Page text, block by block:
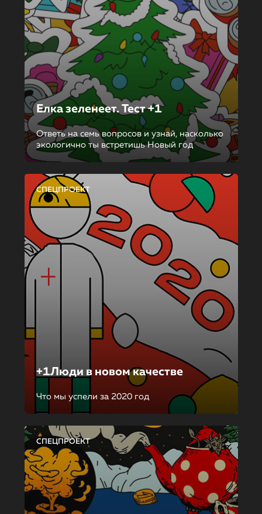
Елка зеленеет. Тест +1
Ответь на семь вопросов и узнай, насколько
экологично ты встретишь Новый год
СПЕЦПРОЕКТ
+1Люди в новом качестве
Что мы успели за 2020 год
СПЕЦПРОЕКТ